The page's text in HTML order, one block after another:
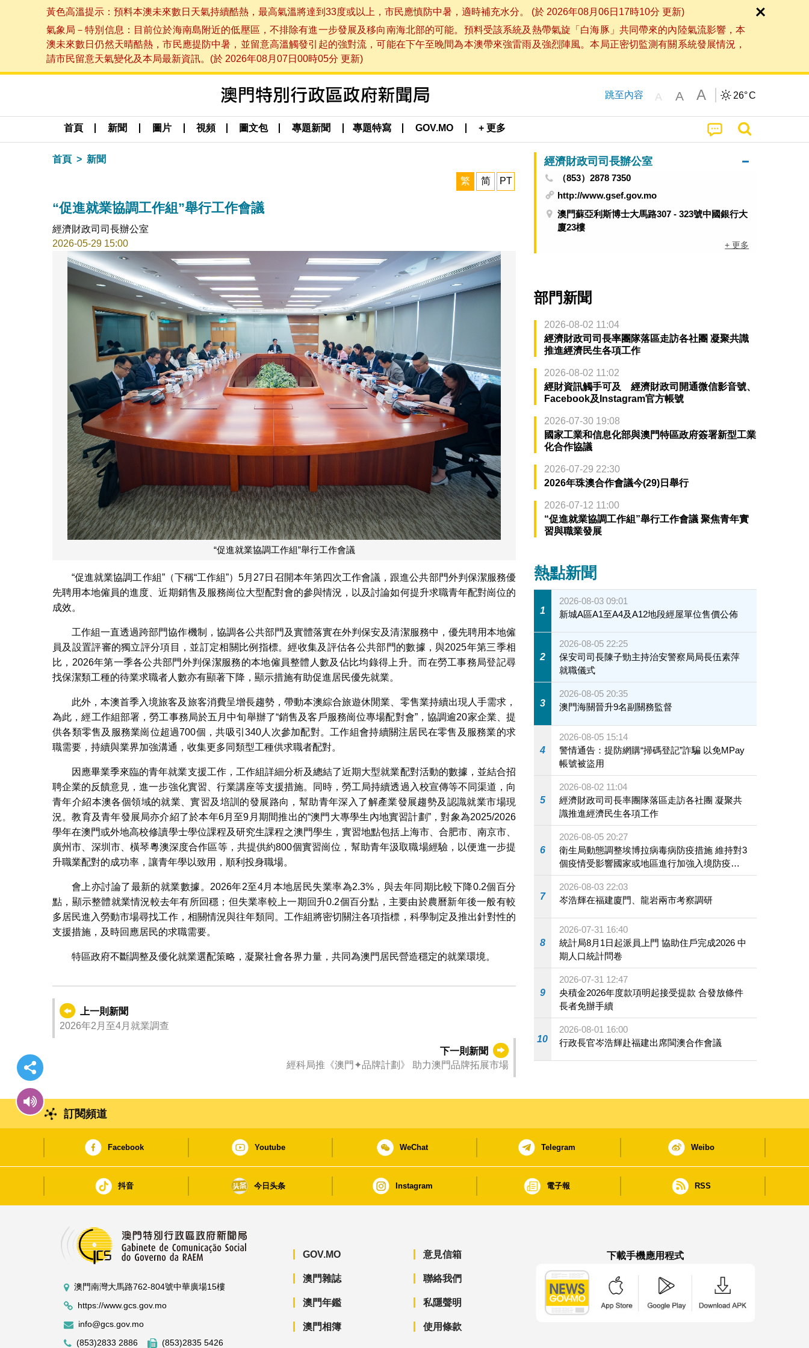
黃色高溫提示：預料本澳未來數日天氣持續酷熱，最高氣溫將達到33度或以上，市民應慎防中暑，適時補充水分。 (於 2026年08月06日17時10分 更新)
氣象局－特別信息：目前位於海南島附近的低壓區，不排除有進一步發展及移向南海北部的可能。預料受該系統及熱帶氣旋「白海豚」共同帶來的內陸氣流影響，本
澳未來數日仍然天晴酷熱，市民應提防中暑，並留意高溫觸發引起的強對流，可能在下午至晚間為本澳帶來強雷雨及強烈陣風。本局正密切監測有關系統發展情況，
請市民留意天氣變化及本局最新資訊。(於 2026年08月07日00時05分 更新)
跳至內容 A A A 26°C
首頁 新聞 圖片 視頻 圖文包 專題新聞 專題特寫 GOV.MO + 更多
首頁 新聞
繁 简 PT
“促進就業協調工作組”舉行工作會議
經濟財政司司長辦公室
2026-05-29 15:00
“促進就業協調工作組”舉行工作會議
“促進就業協調工作組”（下稱“工作組”）5月27日召開本年第四次工作會議，跟進公共部門外判保潔服務優
先聘用本地僱員的進度、近期銷售及服務崗位大型配對會的參與情況，以及討論如何提升求職青年配對崗位的
成效。
工作組一直透過跨部門協作機制，協調各公共部門及實體落實在外判保安及清潔服務中，優先聘用本地僱
員及設置評審的獨立評分項目，並訂定相關比例指標。經收集及評估各公共部門的數據，與2025年第三季相
比，2026年第一季各公共部門外判保潔服務的本地僱員整體人數及佔比均錄得上升。而在勞工事務局登記尋
找保潔類工種的待業求職者人數亦有顯著下降，顯示措施有助促進居民優先就業。
此外，本澳首季入境旅客及旅客消費呈增長趨勢，帶動本澳綜合旅遊休閒業、零售業持續出現人手需求，
為此，經工作組部署，勞工事務局於五月中旬舉辦了“銷售及客戶服務崗位專場配對會”，協調逾20家企業、提
供各類零售及服務業崗位超過700個，共吸引340人次參加配對。工作組會持續關注居民在零售及服務業的求
職需要，持續與業界加強溝通，收集更多同類型工種供求職者配對。
因應畢業季來臨的青年就業支援工作，工作組詳細分析及總結了近期大型就業配對活動的數據，並結合招
聘企業的反饋意見，進一步強化實習、行業講座等支援措施。同時，勞工局持續透過入校宣傳等不同渠道，向
青年介紹本澳各個領域的就業、實習及培訓的發展路向，幫助青年深入了解產業發展趨勢及認識就業市場現
況。教育及青年發展局亦介紹了於本年6月至9月期間推出的“澳門大專學生內地實習計劃”，對象為2025/2026
學年在澳門或外地高校修讀學士學位課程及研究生課程之澳門學生，實習地點包括上海市、合肥市、南京市、
廣州市、深圳市、橫琴粵澳深度合作區等，共提供約800個實習崗位，幫助青年汲取職場經驗，以便進一步提
升職業配對的成功率，讓青年學以致用，順利投身職場。
會上亦討論了最新的就業數據。2026年2至4月本地居民失業率為2.3%，與去年同期比較下降0.2個百分
點，顯示整體就業情況較去年有所回穩；但失業率較上一期回升0.2個百分點，主要由於農曆新年後一般有較
多居民進入勞動市場尋找工作，相關情況與往年類同。工作組將密切關注各項指標，科學制定及推出針對性的
支援措施，及時回應居民的求職需要。
特區政府不斷調整及優化就業選配策略，凝聚社會各界力量，共同為澳門居民營造穩定的就業環境。
上一則新聞
2026年2月至4月就業調查
下一則新聞
經科局推《澳門✦品牌計劃》 助力澳門品牌拓展市場
經濟財政司司長辦公室
（853）2878 7350
http://www.gsef.gov.mo
澳門蘇亞利斯博士大馬路307 - 323號中國銀行大
廈23樓
+ 更多
部門新聞
2026-08-02 11:04
經濟財政司司長率團隊落區走訪各社團 凝聚共識
推進經濟民生各項工作
2026-08-02 11:02
經財資訊觸手可及 經濟財政司開通微信影音號、
Facebook及Instagram官方帳號
2026-07-30 19:08
國家工業和信息化部與澳門特區政府簽署新型工業
化合作協議
2026-07-29 22:30
2026年珠澳合作會議今(29)日舉行
2026-07-12 11:00
“促進就業協調工作組”舉行工作會議 聚焦青年實
習與職業發展
熱點新聞
1
2026-08-03 09:01
新城A區A1至A4及A12地段經屋單位售價公佈
2
2026-08-05 22:25
保安司司長陳子勁主持治安警察局局長伍素萍
就職儀式
3
2026-08-05 20:35
澳門海關晉升9名副關務監督
4
2026-08-05 15:14
警情通告：提防網購“掃碼登記”詐騙 以免MPay
帳號被盜用
5
2026-08-02 11:04
經濟財政司司長率團隊落區走訪各社團 凝聚共
識推進經濟民生各項工作
6
2026-08-05 20:27
衛生局動態調整埃博拉病毒病防疫措施 維持對3
個疫情受影響國家或地區進行加強入境防疫措
施
7
2026-08-03 22:03
岑浩輝在福建廈門、龍岩兩市考察調研
8
2026-07-31 16:40
統計局8月1日起派員上門 協助住戶完成2026 中
期人口統計問卷
9
2026-07-31 12:47
央積金2026年度款項明起接受提款 合發放條件
長者免辦手續
10
2026-08-01 16:00
行政長官岑浩輝赴福建出席閩澳合作會議
訂閱頻道
Facebook Youtube WeChat Telegram Weibo
抖音 今日头条 Instagram 電子報 RSS
澳門南灣大馬路762-804號中華廣場15樓
https://www.gcs.gov.mo
info@gcs.gov.mo
(853)2833 2886
(853)2835 5426
GOV.MO
澳門雜誌
澳門年鑑
澳門相簿
意見信箱
聯絡我們
私隱聲明
使用條款
下載手機應用程式